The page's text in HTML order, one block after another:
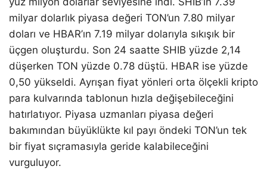
milyar dolarlık piyasa değeri TON’un 7.80 milyar
doları ve HBAR’ın 7.19 milyar dolarıyla sıkışık bir
üçgen oluşturdu. Son 24 saatte SHIB yüzde 2,14
düşerken TON yüzde 0.78 düştü. HBAR ise yüzde
0,50 yükseldi. Ayrışan fiyat yönleri orta ölçekli kripto
para kulvarında tablonun hızla değişebileceğini
hatırlatıyor. Piyasa uzmanları piyasa değeri
bakımından büyüklükte kıl payı öndeki TON’un tek
bir fiyat sıçramasıyla geride kalabileceğini
vurguluyor.